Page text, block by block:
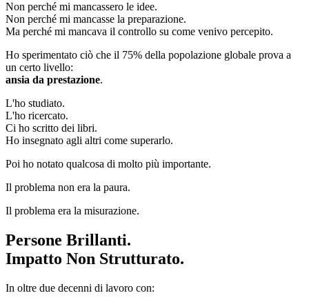
Non perché mi mancassero le idee.
Non perché mi mancasse la preparazione.
Ma perché mi mancava il controllo su come venivo percepito.
Ho sperimentato ciò che il 75% della popolazione globale prova a
un certo livello:
ansia da prestazione.
L'ho studiato.
L'ho ricercato.
Ci ho scritto dei libri.
Ho insegnato agli altri come superarlo.
Poi ho notato qualcosa di molto più importante.
Il problema non era la paura.
Il problema era la misurazione.
Persone Brillanti.
Impatto Non Strutturato.
In oltre due decenni di lavoro con: